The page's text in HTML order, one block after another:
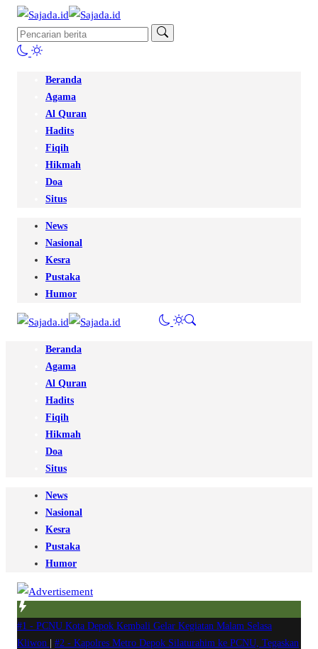
Beranda
Agama
Al Quran
Hadits
Fiqih
Hikmah
Doa
Situs
News
Nasional
Kesra
Pustaka
Humor
Beranda
Agama
Al Quran
Hadits
Fiqih
Hikmah
Doa
Situs
News
Nasional
Kesra
Pustaka
Humor
#1 - PCNU Kota Depok Kembali Gelar Kegiatan Malam Selasa
Kliwon
#2 - Kapolres Metro Depok Silaturahim ke PCNU, Tegaskan